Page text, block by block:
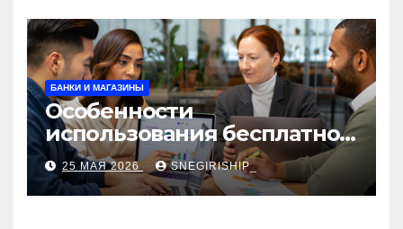
БАНКИ И МАГАЗИНЫ
Особенности
использования бесплатной
версии программ для
автоматизации и
управления предприятием
25 МАЯ 2026 SNEGIRISHIP_